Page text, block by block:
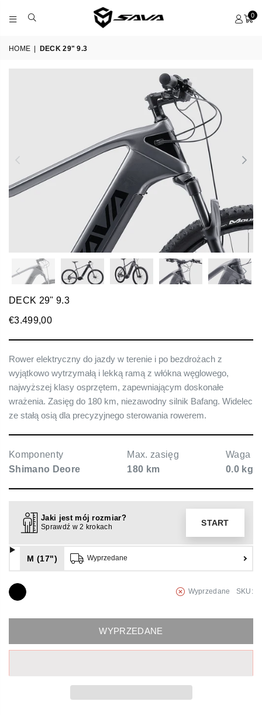
BICYCLES
0
HOME DECK 29" 9.3
DECK 29" 9.3
Zwykła
cena
€3.499,00
Rower elektryczny do jazdy w terenie i po bezdrożach z
wyjątkowo wytrzymałą i lekką ramą z włókna węglowego,
najwyższej klasy osprzętem, zapewniającym doskonałe
wrażenia. Zasięg do 180 km, niezawodny silnik Bafang. Widelec
ze stałą osią dla precyzyjnego sterowania rowerem.
Komponenty
Shimano Deore
Max. zasięg
180 km
Waga
0.0 kg
Jaki jest mój rozmiar?
Sprawdź w 2 krokach START
M (17") Wyprzedane
Wyprzedane SKU:
WYPRZEDANE